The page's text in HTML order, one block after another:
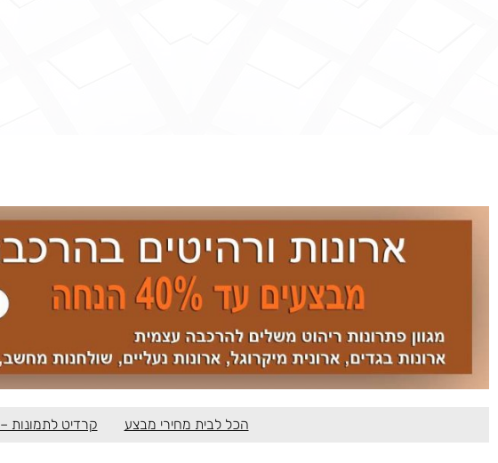
הכל לבית מחירי מבצע קרדיט לתמונות – pexels